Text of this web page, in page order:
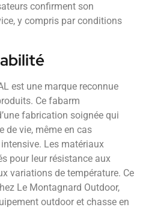
confirment son
y compris par conditions
est une marque reconnue
Ce fabarm
fabrication soignée qui
de vie, même en cas
Les matériaux
pour leur résistance aux
variations de température. Ce
Le Montagnard Outdoor,
outdoor et chasse en